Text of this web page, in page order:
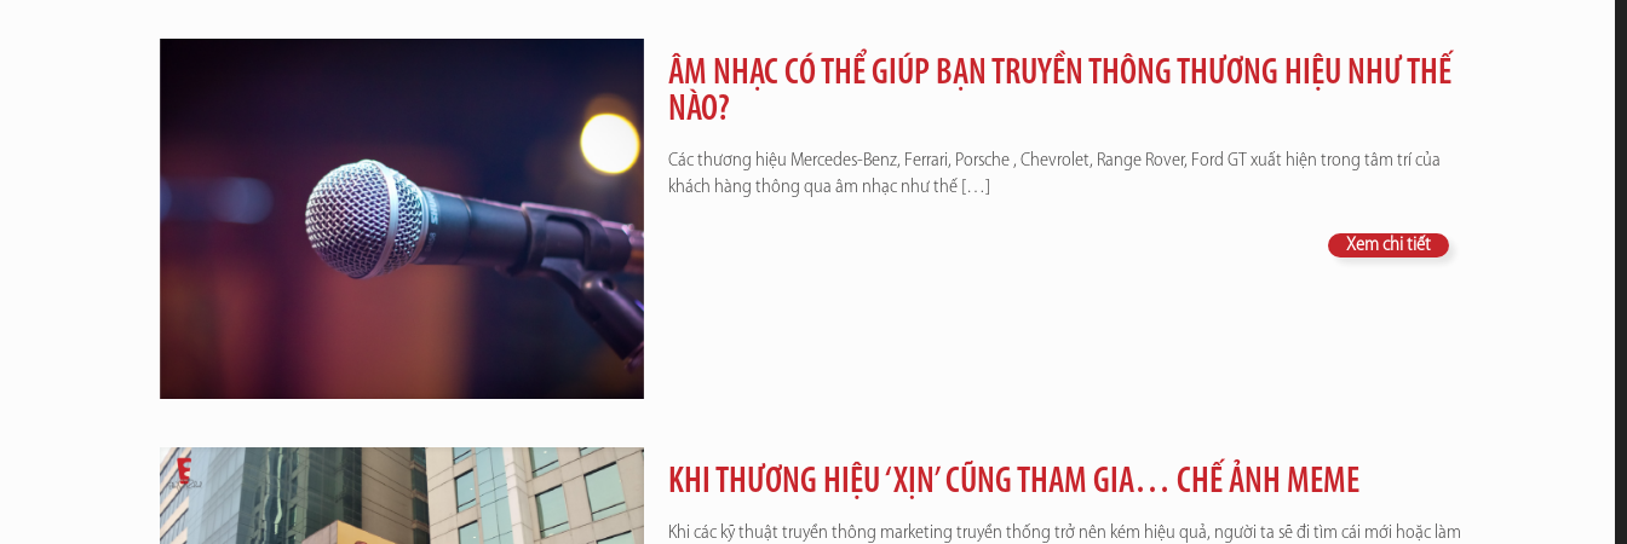
ÂM NHẠC CÓ THỂ GIÚP BẠN TRUYỀN THÔNG THƯƠNG HIỆU NHƯ THẾ
NÀO?
Các thương hiệu Mercedes-Benz, Ferrari, Porsche , Chevrolet, Range Rover, Ford GT xuất hiện trong tâm trí của
khách hàng thông qua âm nhạc như thế[…]
Xem chi tiết
KHI THƯƠNG HIỆU ‘XỊN’ CŨNG THAM GIA… CHẾ ẢNH MEME
Khi các kỹ thuật truyền thông marketing truyền thống trở nên kém hiệu quả, người ta sẽ đi tìm cái mới hoặc làm